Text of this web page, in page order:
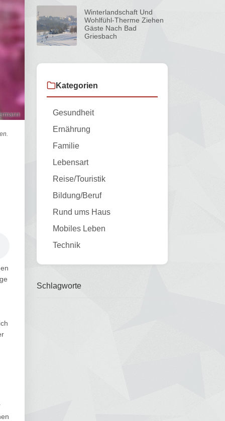
Winterlandschaft Und
Wohlfühl-Therme Ziehen
Gäste Nach Bad
Griesbach
Kategorien
Gesundheit
Ernährung
Familie
Lebensart
Reise/Touristik
Bildung/Beruf
Rund ums Haus
Mobiles Leben
Technik
Schlagworte